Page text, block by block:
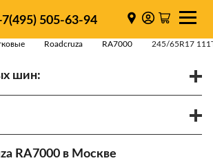
505-63-94
Roadcruza RA7000 245/65R17
шин:
RA7000 в Москве